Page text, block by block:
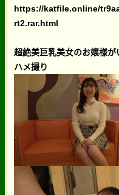
https://katfile.online/
rt2.rar.html
超絶美巨乳美女のお嬢様が
ハメ撮り